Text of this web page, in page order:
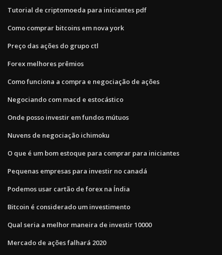
Tutorial de criptomoeda para iniciantes pdf
Como comprar bitcoins em nova york
Preço das ações do grupo ctl
Forex melhores prêmios
Como funciona a compra e negociação de ações
Negociando com macd e estocástico
Onde posso investir em fundos mútuos
Nuvens de negociação ichimoku
O que é um bom estoque para comprar para iniciantes
Pequenas empresas para investir no canadá
Podemos usar cartão de forex na Índia
Bitcoin é considerado um investimento
Qual seria a melhor maneira de investir 10000
Mercado de ações falhará 2020